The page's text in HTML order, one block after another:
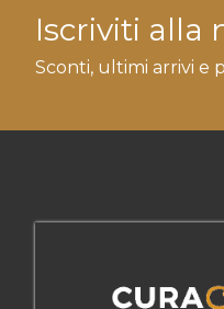
Iscriviti alla
Sconti, ultimi arrivi e